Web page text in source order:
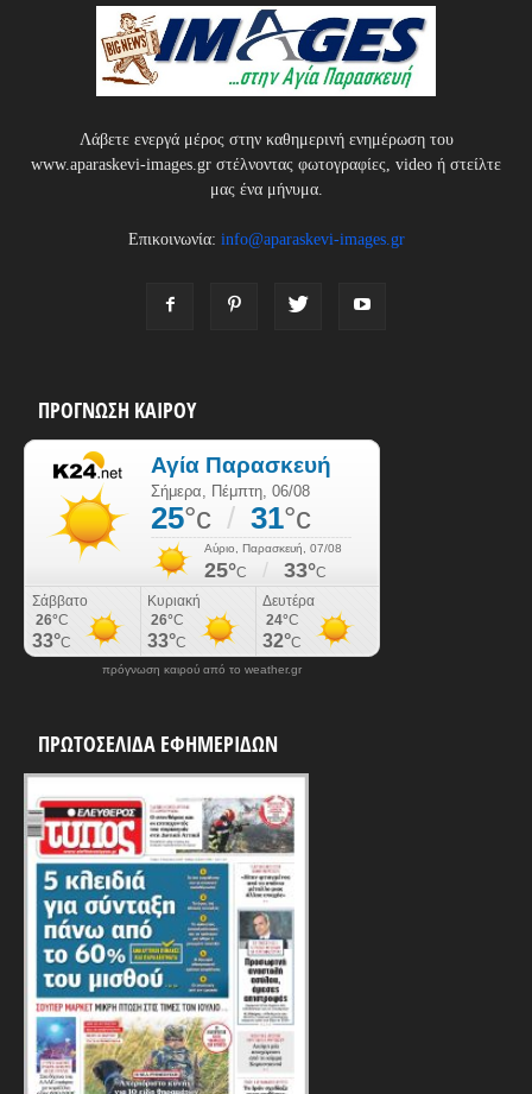
Λάβετε ενεργά μέρος στην καθημερινή ενημέρωση του
www.aparaskevi-images.gr στέλνοντας φωτογραφίες, video ή στείλτε
μας ένα μήνυμα.
Επικοινωνία: info@aparaskevi-images.gr
ΠΡΟΓΝΩΣΗ ΚΑΙΡΟΥ
πρόγνωση καιρού από το weather.gr
ΠΡΩΤΟΣΕΛΙΔΑ ΕΦΗΜΕΡΙΔΩΝ